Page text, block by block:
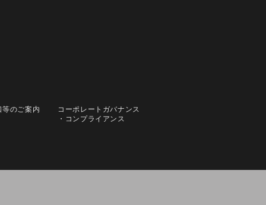
等のご案内
コーポレートガバナンス
・コンプライアンス